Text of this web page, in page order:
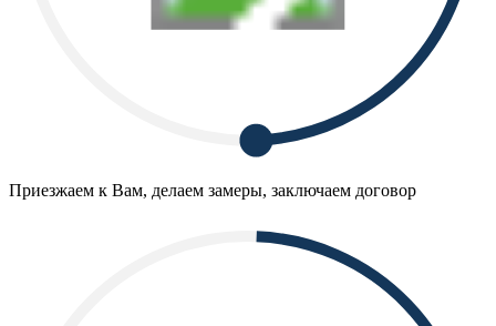
Приезжаем к Вам, делаем замеры, заключаем договор